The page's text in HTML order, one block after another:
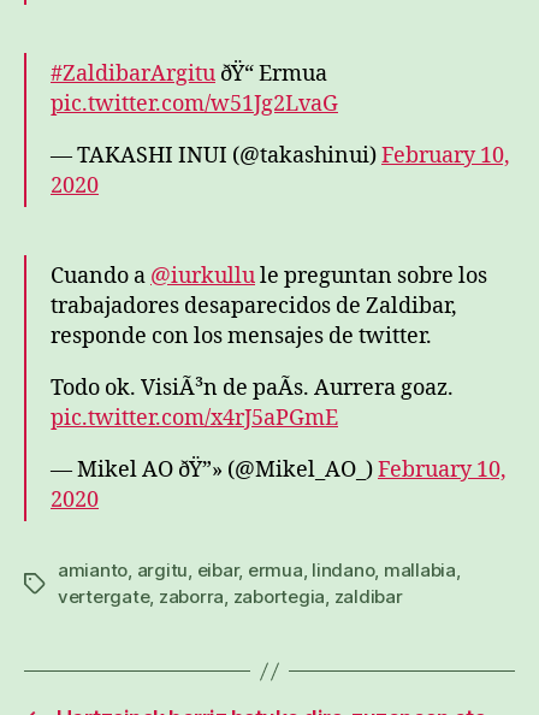
#ZaldibarArgitu ðŸ“ Ermua
pic.twitter.com/w51Jg2LvaG
— TAKASHI INUI (@takashinui)February 10,
2020
Cuando a @iurkullule preguntan sobre los
trabajadores desaparecidos de Zaldibar,
responde con los mensajes de twitter.
Todo ok. VisiÃ³n de paÃ­s. Aurrera goaz.
pic.twitter.com/x4rJ5aPGmE
— Mikel AO ðŸ”» (@Mikel_AO_)February 10,
2020
Etiketak
amianto, argitu, eibar, ermua, lindano, mallabia,
vertergate, zaborra, zabortegia, zaldibar